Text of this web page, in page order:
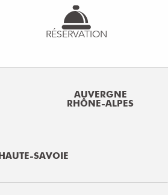
RÉSERVATION
AUVERGNE
RHÔNE-ALPES
HAUTE-SAVOIE